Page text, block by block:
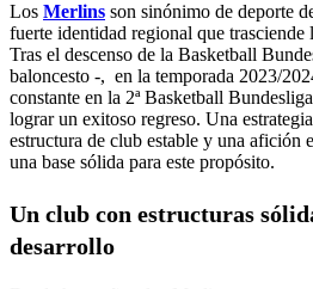
Los Merlins son sinónimo de deporte
fuerte identidad regional que trasciende
Tras el descenso de la Basketball
baloncesto -, en la temporada 2023/
constante en la 2ª Basketball
lograr un exitoso regreso. Una
estructura de club estable y una afición
una base sólida para este propósito.
Un club con estructuras
desarrollo